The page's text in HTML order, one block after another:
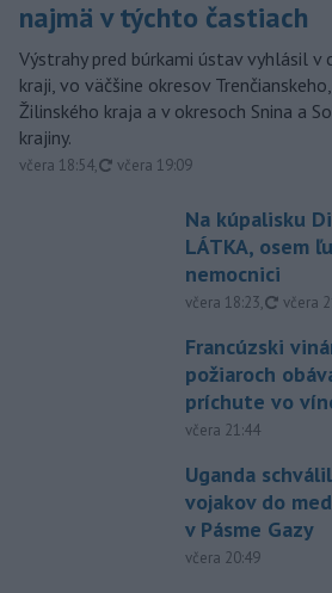
najmä v týchto častiach
Výstrahy pred búrkami ústav vyhlásil
kraji, vo väčšine okresov
Žilinského kraja a v okresoch Snina a
krajiny.
včera 18:54, aktualizované
včera 19:09
Na kúpalisku
LÁTKA, osem
nemocnici
včera 18:23, včera
Francúzski
požiaroch
príchute vo
včera 21:44
Uganda
vojakov do
v Pásme Gazy
včera 20:49